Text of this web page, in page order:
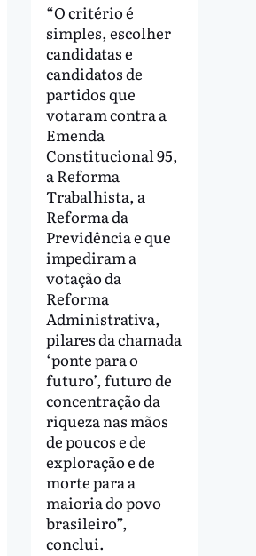
“O critério é
simples, escolher
candidatas e
candidatos de
partidos que
votaram contra a
Emenda
Constitucional 95,
a Reforma
Trabalhista, a
Reforma da
Previdência e que
impediram a
votação da
Reforma
Administrativa,
pilares da chamada
‘ponte para o
futuro’, futuro de
concentração da
riqueza nas mãos
de poucos e de
exploração e de
morte para a
maioria do povo
brasileiro”,
conclui.